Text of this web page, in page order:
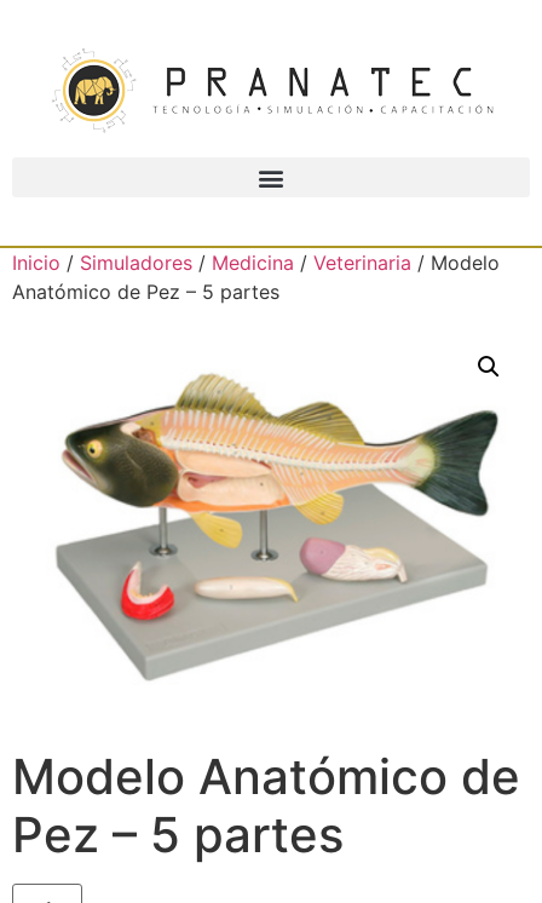
Inicio / Simuladores / Medicina / Veterinaria / Modelo
Anatómico de Pez – 5 partes
Modelo Anatómico de
Pez – 5 partes